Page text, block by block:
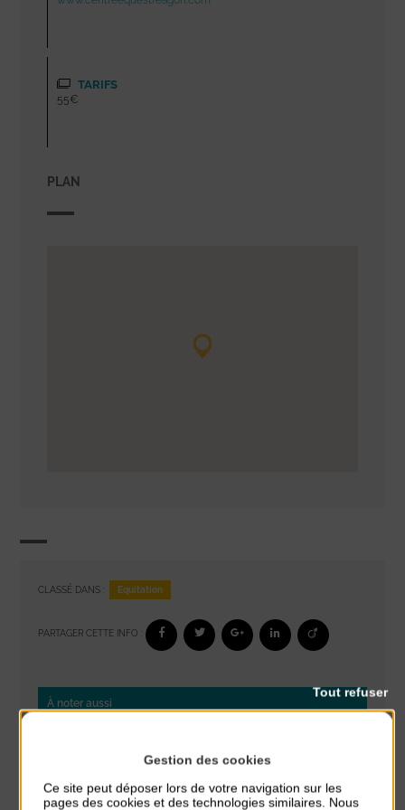
TARIFS
55€
PLAN
CLASSÉ DANS : Equitation
PARTAGER CETTE INFO :
À noter aussi
Gestion des cookies
Ce site peut déposer lors de votre navigation sur les
pages des cookies et des technologies similaires. Nous
Tout refuser